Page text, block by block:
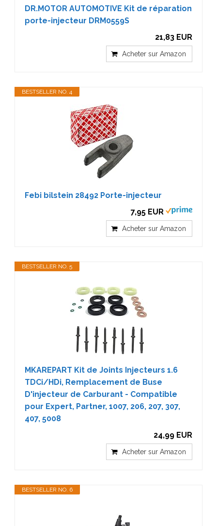
DR.MOTOR AUTOMOTIVE Kit de réparation
porte-injecteur DRM0559S
21,83 EUR
Acheter sur Amazon
BESTSELLER NO. 4
Febi bilstein 28492 Porte-injecteur
7,95 EUR
Acheter sur Amazon
BESTSELLER NO. 5
MKAREPART Kit de Joints Injecteurs 1.6
TDCi/HDi, Remplacement de Buse
D'injecteur de Carburant - Compatible
pour Expert, Partner, 1007, 206, 207, 307,
407, 5008
24,99 EUR
Acheter sur Amazon
BESTSELLER NO. 6